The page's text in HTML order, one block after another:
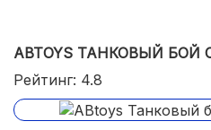
ABTOYS ТАНКОВЫЙ БОЙ
Рейтинг: 4.8